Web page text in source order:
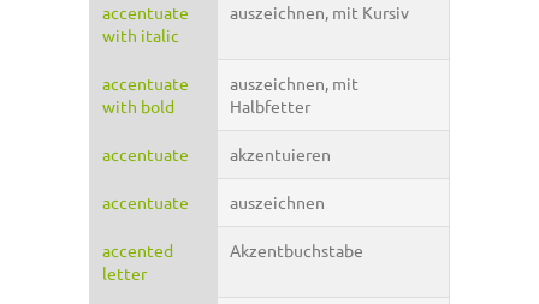
accentuate
with italic
auszeichnen, mit Kursiv
accentuate
with bold
auszeichnen, mit
Halbfetter
accentuate akzentuieren
accentuate auszeichnen
accented
letter
Akzentbuchstabe